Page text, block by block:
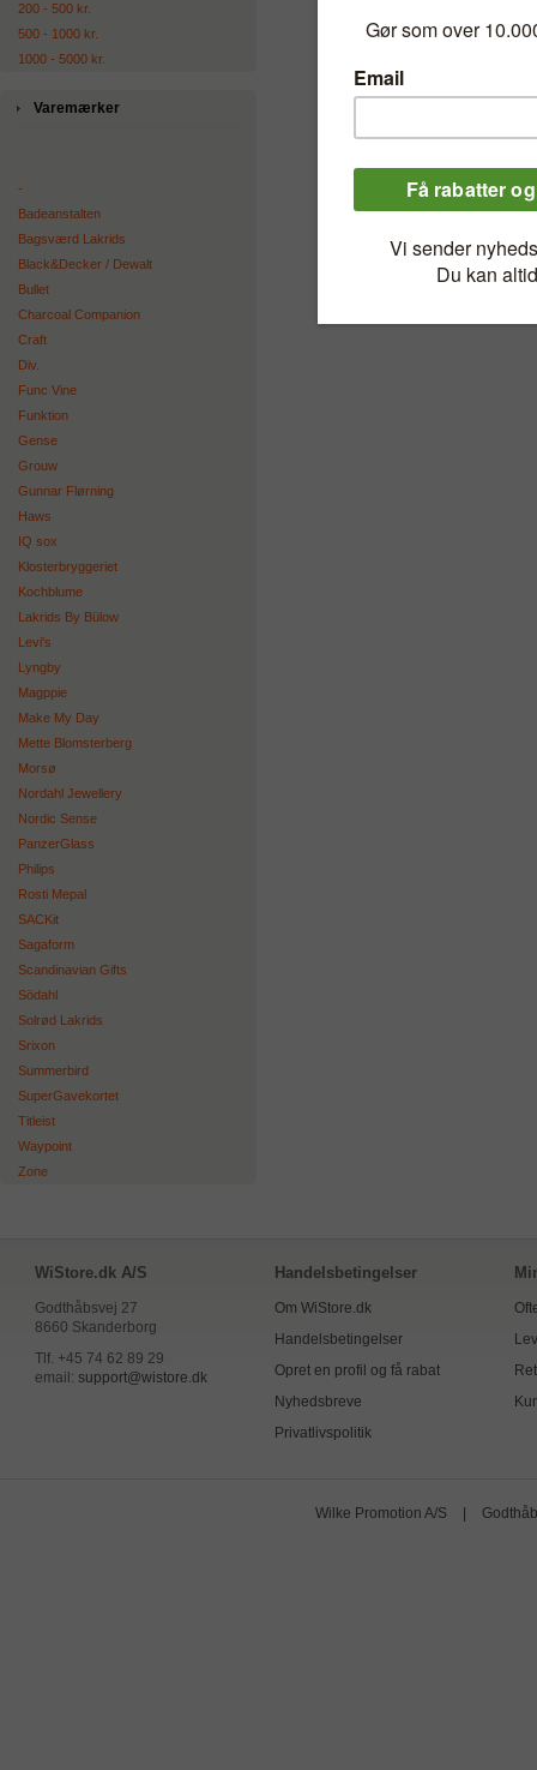
200 - 500 kr.
500 - 1000 kr.
1000 - 5000 kr.
Varemærker
-
Badeanstalten
Bagsværd Lakrids
Black&Decker / Dewalt
Bullet
Charcoal Companion
Craft
Div.
Func Vine
Funktion
Gense
Grouw
Gunnar Flørning
Haws
IQ sox
Klosterbryggeriet
Kochblume
Lakrids By Bülow
Levi's
Lyngby
Magppie
Make My Day
Mette Blomsterberg
Morsø
Nordahl Jewellery
Nordic Sense
PanzerGlass
Philips
Rosti Mepal
SACKit
Sagaform
Scandinavian Gifts
Södahl
Solrød Lakrids
Srixon
Summerbird
SuperGavekortet
Titleist
Waypoint
Zone
WiStore.dk A/S
Godthåbsvej 27
8660 Skanderborg
Tlf. +45 74 62 89 29
email: support@wistore.dk
Handelsbetingelser
Om WiStore.dk
Handelsbetingelser
Opret en profil og få rabat
Nyhedsbreve
Privatlivspolitik
Wilke Promotion A/S